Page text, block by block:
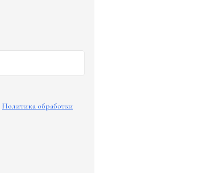
Политика обработки